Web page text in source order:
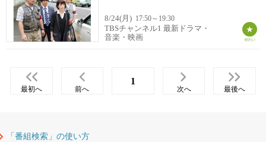
8/24(月) 17:50～19:30
TBSチャンネル1 最新ドラマ・
音楽・映画
最初へ 前へ
1
次へ 最後へ
「番組検索」の使い方